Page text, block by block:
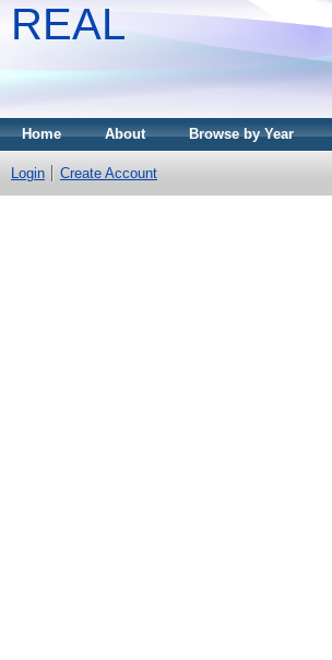
REAL
Home About Browse by Year
Login Create Account